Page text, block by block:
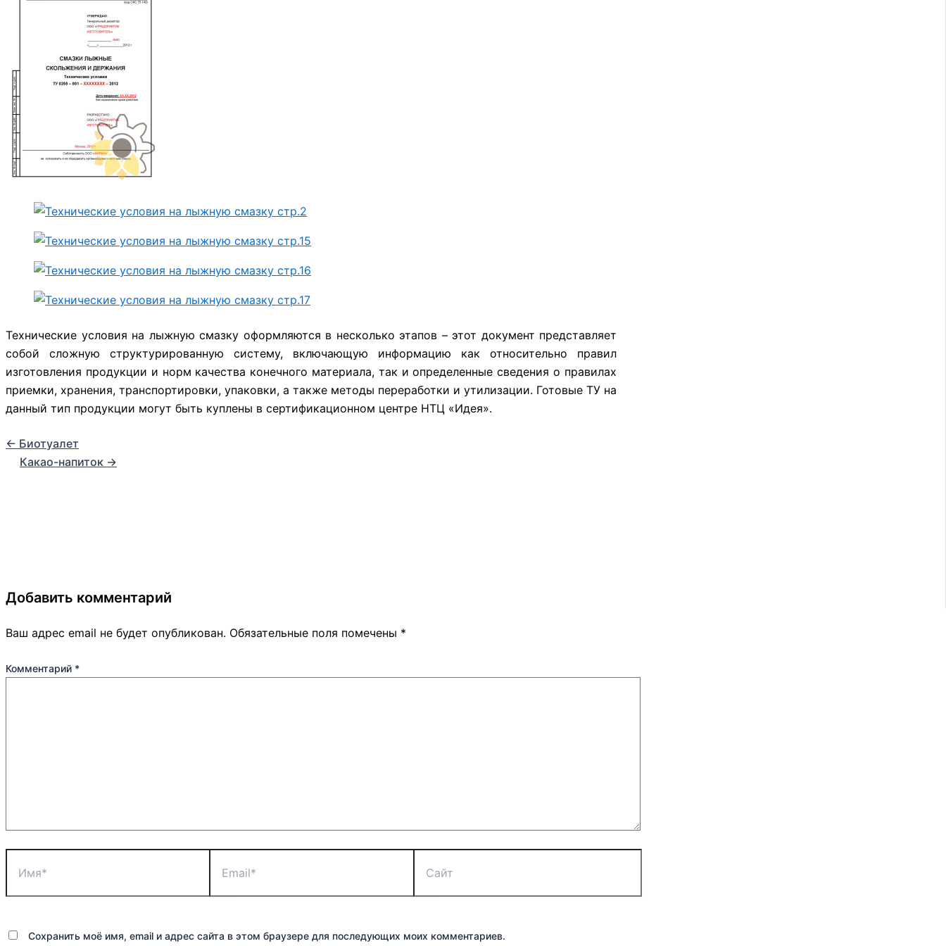
Технические условия на лыжную смазку оформляются в несколько этапов – этот документ представляет
собой сложную структурированную систему, включающую информацию как относительно правил
изготовления продукции и норм качества конечного материала, так и определенные сведения о правилах
приемки, хранения, транспортировки, упаковки, а также методы переработки и утилизации. Готовые ТУ на
данный тип продукции могут быть куплены в сертификационном центре НТЦ «Идея».
← Биотуалет
Какао-напиток →
Добавить комментарий
Ваш адрес email не будет опубликован. Обязательные поля помечены *
Комментарий *
Сохранить моё имя, email и адрес сайта в этом браузере для последующих моих комментариев.